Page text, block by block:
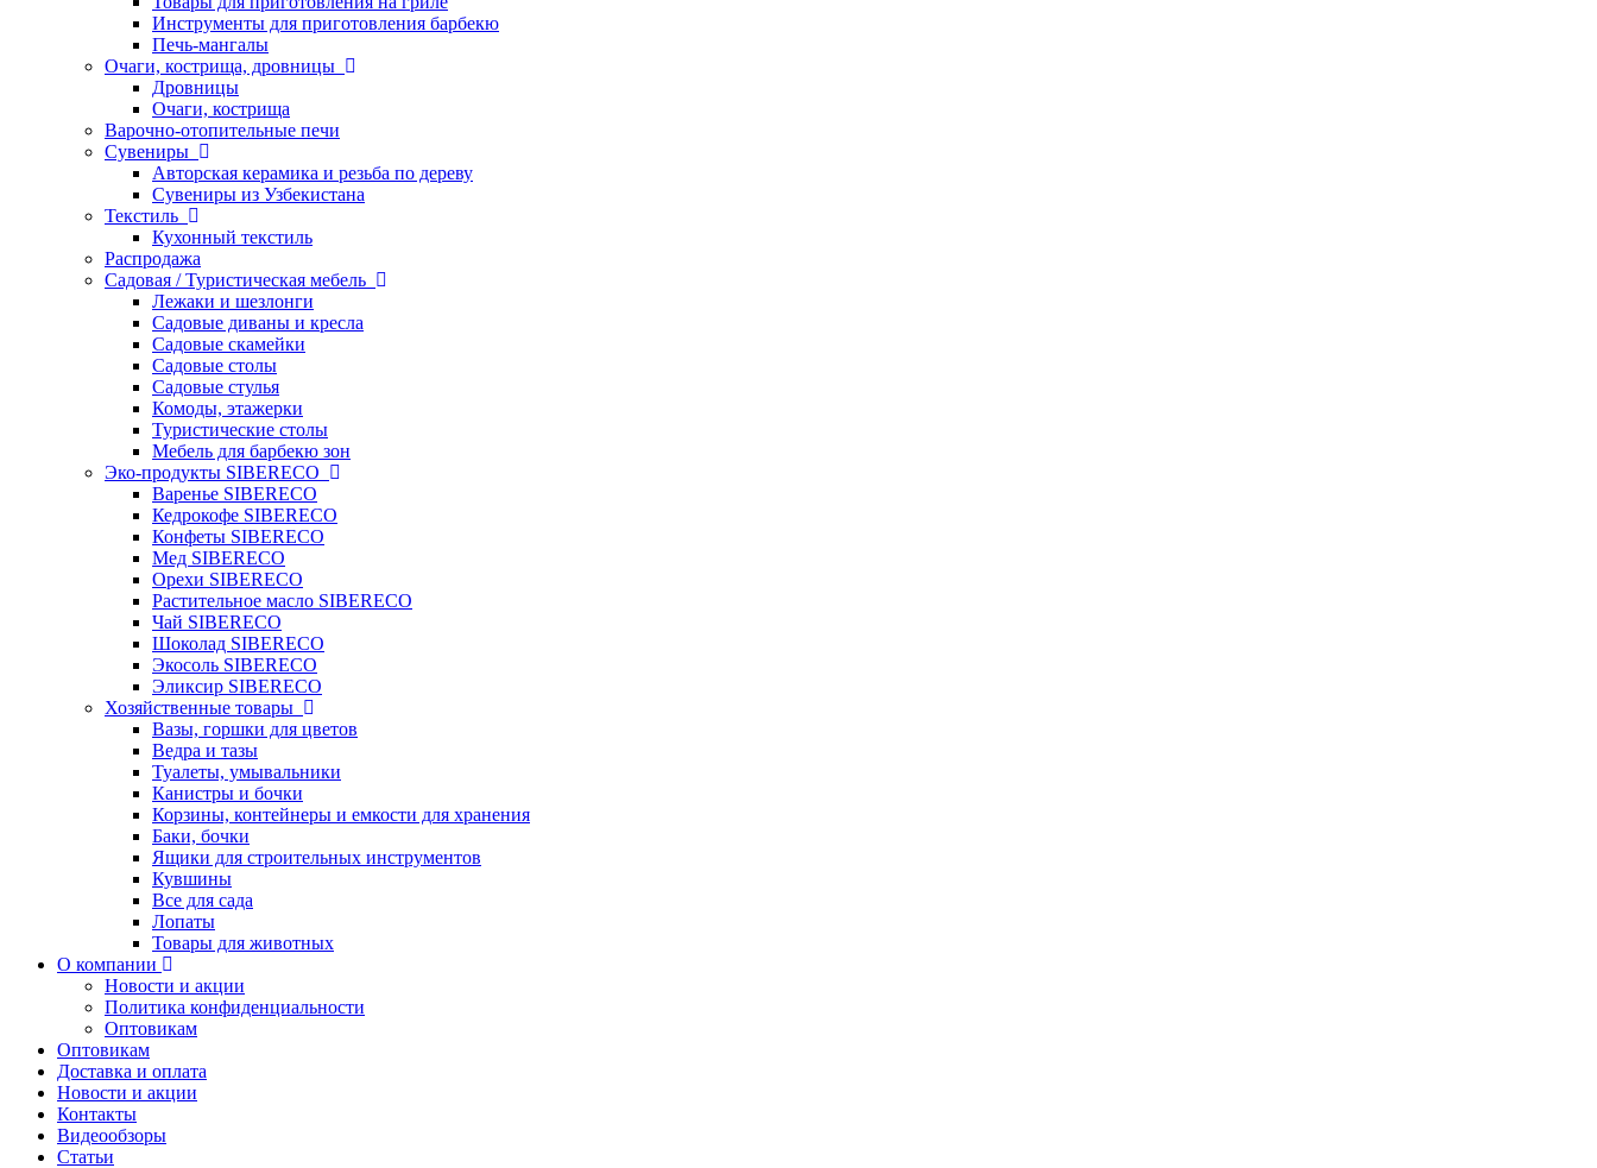
Инструменты для приготовления барбекю
Печь-мангалы
Очаги, кострища, дровницы
Дровницы
Очаги, кострища
Варочно-отопительные печи
Сувениры
Авторская керамика и резьба по дереву
Сувениры из Узбекистана
Текстиль
Кухонный текстиль
Распродажа
Садовая / Туристическая мебель
Лежаки и шезлонги
Садовые диваны и кресла
Садовые скамейки
Садовые столы
Садовые стулья
Комоды, этажерки
Туристические столы
Мебель для барбекю зон
Эко-продукты SIBERECO
Варенье SIBERECO
Кедрокофе SIBERECO
Конфеты SIBERECO
Мед SIBERECO
Орехи SIBERECO
Растительное масло SIBERECO
Чай SIBERECO
Шоколад SIBERECO
Экосоль SIBERECO
Эликсир SIBERECO
Хозяйственные товары
Вазы, горшки для цветов
Ведра и тазы
Туалеты, умывальники
Канистры и бочки
Корзины, контейнеры и емкости для хранения
Баки, бочки
Ящики для строительных инструментов
Кувшины
Все для сада
Лопаты
Товары для животных
О компании
Новости и акции
Политика конфиденциальности
Оптовикам
Оптовикам
Доставка и оплата
Новости и акции
Контакты
Видеообзоры
Статьи